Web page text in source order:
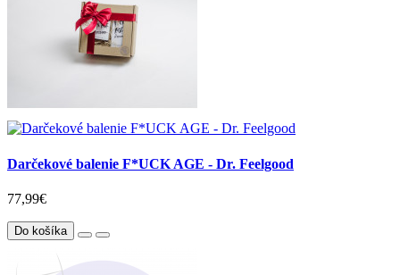
Darčekové balenie F*UCK AGE - Dr. Feelgood
77,99€
Do košíka